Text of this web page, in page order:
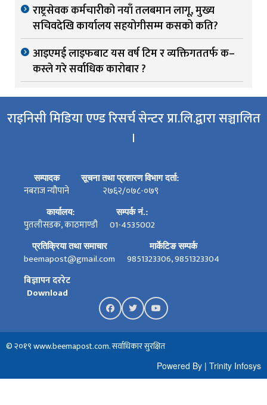
राष्ट्रसेवक कर्मचारीको नयाँ तलबमान लागू, मुख्य
सचिवदेखि कार्यालय सहयोगीसम्म कसको कति?
आइएमई लाइफबाट यस वर्ष टिम र व्यक्तिगततर्फ क–
कस्ले गरे सर्वाधिक कारोबार ?
राइनिसी मिडिया एण्ड रिसर्च सेन्टर प्रा.लि.द्वारा सञ्चालित
।
सम्पादक
नबराज न्यौपाने
सूचना तथा प्रशारण विभाग दर्ता:
२७६२/०७८-०७९
कार्यालय:
पुतलीसडक, काठमाण्डौ
सम्पर्क नं.:
01-4535002
प्रतिक्रिया तथा समाचार
beemapost@gmail.com
मार्केटिङ सम्पर्क
9851323306, 9851323304
बिज्ञापन दररेट
Download
© २०१९ www.beemapost.com. सर्वाधिकार सुरक्षित
Powered By | Trinity Infosys